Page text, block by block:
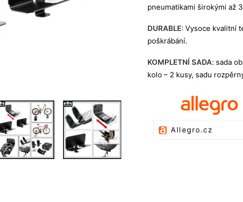
pneumatikami širokými až
DURABLE: Vysoce kvalitní
poškrábání.
KOMPLETNÍ SADA: sada
kolo – 2 kusy, sadu
Allegro.cz